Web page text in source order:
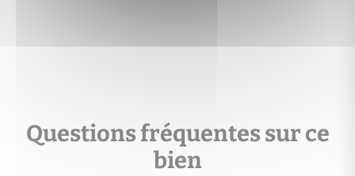
Questions fréquentes sur ce
bien